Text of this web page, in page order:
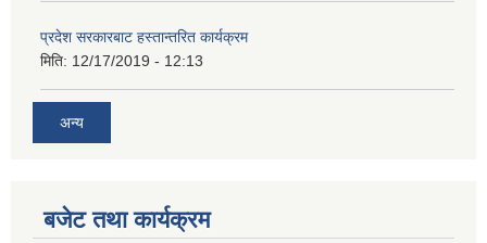
प्रदेश सरकारबाट हस्तान्तरित कार्यक्रम
मिति: 12/17/2019 - 12:13
अन्य
बजेट तथा कार्यक्रम